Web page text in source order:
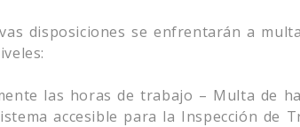
disposiciones se enfrentarán a
las horas de trabajo – Multa de
accesible para la Inspección de